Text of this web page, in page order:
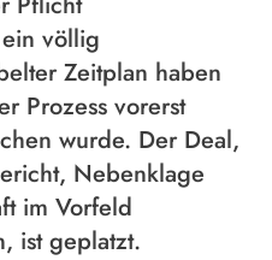
völlig
Zeitplan haben
Prozess vorerst
wurde. Der Deal,
Nebenklage
im Vorfeld
ist geplatzt.